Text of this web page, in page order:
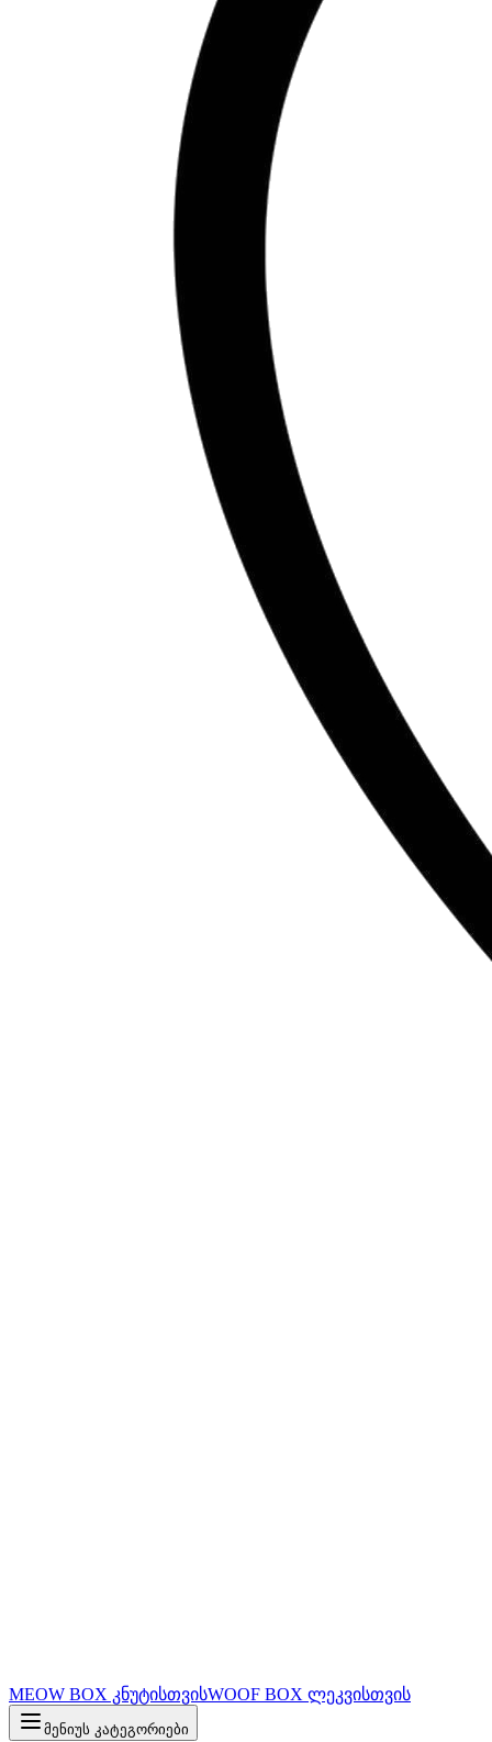
MEOW BOX კნუტისთვისWOOF BOX ლეკვისთვის
მენიუს კატეგორიები